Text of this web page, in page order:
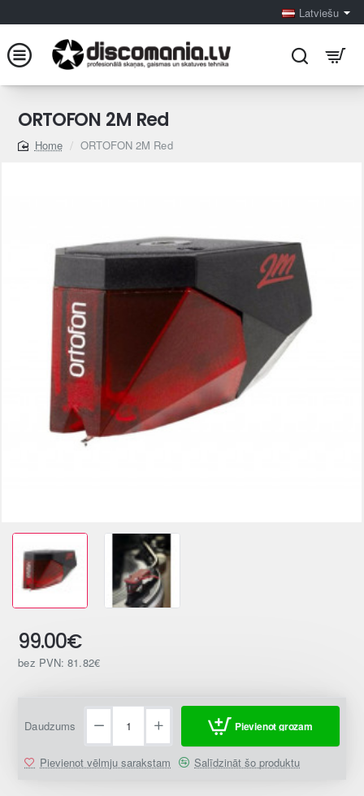
Latviešu
ORTOFON 2M Red
home
ORTOFON 2M Red
99.00€
bez PVN: 81.82€
Daudzums Pievienot grozam
Pievienot vēlmju sarakstam Salīdzināt šo produktu